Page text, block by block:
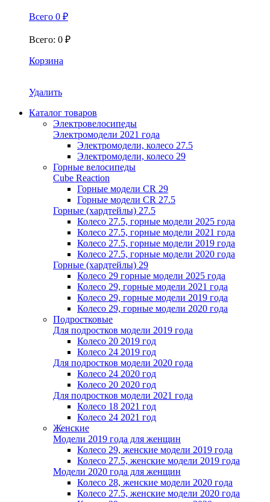
Всего 0 ₽
Всего: 0 ₽
Корзина
Удалить
Каталог товаров
Электровелосипеды
Электромодели 2021 года
Электромодели, колесо 27.5
Электромодели, колесо 29
Горные велосипеды
Cube Reaction
Горные модели CR 29
Горные модели CR 27.5
Горные (хардтейлы) 27.5
Колесо 27.5, горные модели 2025 года
Колесо 27.5, горные модели 2021 года
Колесо 27.5, горные модели 2019 года
Колесо 27.5, горные модели 2020 года
Горные (хардтейлы) 29
Колесо 29 горные модели 2025 года
Колесо 29, горные модели 2021 года
Колесо 29, горные модели 2019 года
Колесо 29, горные модели 2020 года
Подростковые
Для подростков модели 2019 года
Колесо 20 2019 год
Колесо 24 2019 год
Для подростков модели 2020 года
Колесо 24 2020 год
Колесо 20 2020 год
Для подростков модели 2021 года
Колесо 18 2021 год
Колесо 24 2021 год
Женскиe
Модели 2019 года для женщин
Колесо 29, женские модели 2019 года
Колесо 27.5, женские модели 2019 года
Модели 2020 года для женщин
Колесо 28, женские модели 2020 года
Колесо 27.5, женские модели 2020 года